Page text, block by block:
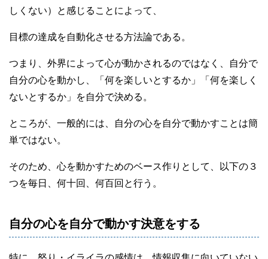
しくない）と感じることによって、
目標の達成を自動化させる方法論である。
つまり、外界によって心が動かされるのではなく、自分で
自分の心を動かし、「何を楽しいとするか」「何を楽しく
ないとするか」を自分で決める。
ところが、一般的には、自分の心を自分で動かすことは簡
単ではない。
そのため、心を動かすためのベース作りとして、以下の３
つを毎日、何十回、何百回と行う。
自分の心を自分で動かす決意をする